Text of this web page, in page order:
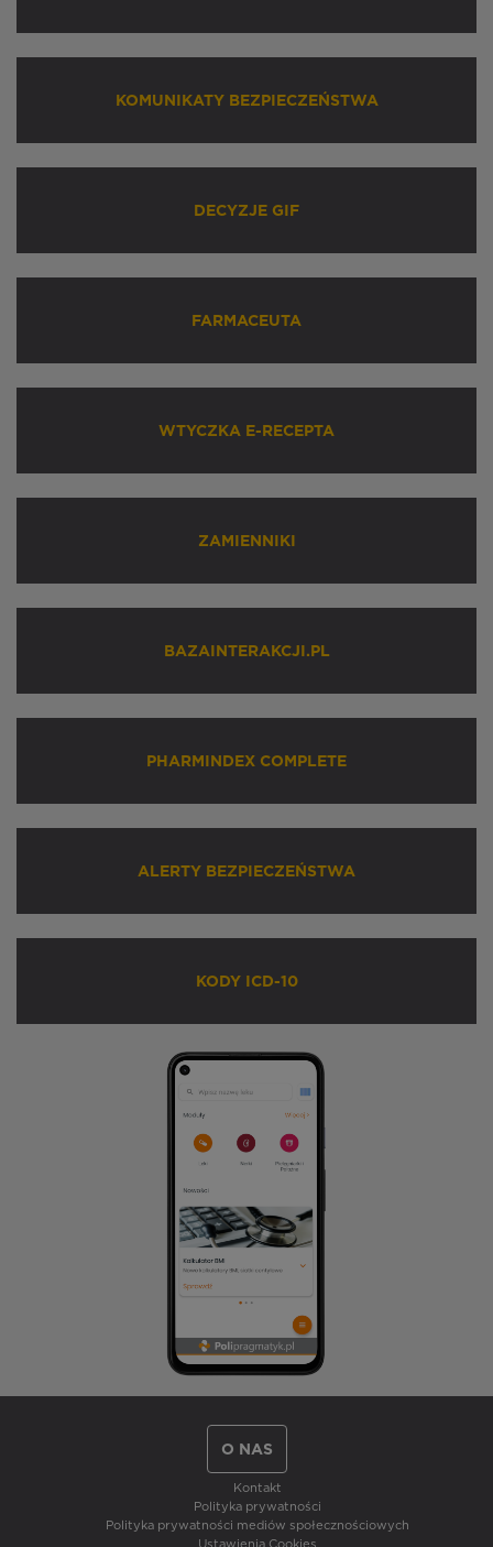
KOMUNIKATY BEZPIECZEŃSTWA
DECYZJE GIF
FARMACEUTA
WTYCZKA E-RECEPTA
ZAMIENNIKI
BAZAINTERAKCJI.PL
PHARMINDEX COMPLETE
ALERTY BEZPIECZEŃSTWA
KODY ICD-10
O NAS
Kontakt
Polityka prywatności
Polityka prywatności mediów społecznościowych